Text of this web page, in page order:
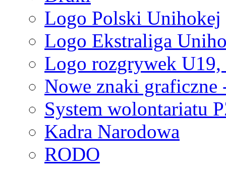
Logo Polski Unihokej
Logo Ekstraliga
Logo rozgrywek
Nowe znaki graficzne
System wolontariatu
Kadra Narodowa
RODO